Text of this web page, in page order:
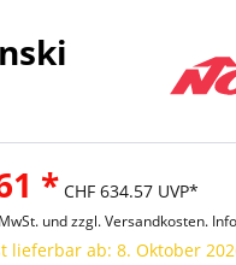
* CHF 634.57 UVP*
undzzgl. Versandkosten.
lieferbar ab: 8. Oktober